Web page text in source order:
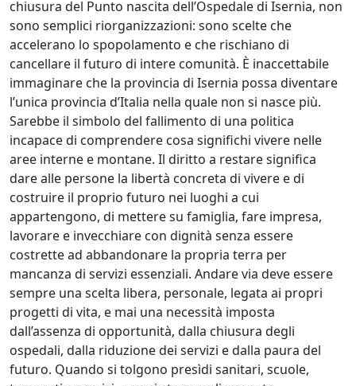
chiusura del Punto nascita dell’Ospedale di Isernia, non
sono semplici riorganizzazioni: sono scelte che
accelerano lo spopolamento e che rischiano di
cancellare il futuro di intere comunità. È inaccettabile
immaginare che la provincia di Isernia possa diventare
l’unica provincia d’Italia nella quale non si nasce più.
Sarebbe il simbolo del fallimento di una politica
incapace di comprendere cosa significhi vivere nelle
aree interne e montane. Il diritto a restare significa
dare alle persone la libertà concreta di vivere e di
costruire il proprio futuro nei luoghi a cui
appartengono, di mettere su famiglia, fare impresa,
lavorare e invecchiare con dignità senza essere
costrette ad abbandonare la propria terra per
mancanza di servizi essenziali. Andare via deve essere
sempre una scelta libera, personale, legata ai propri
progetti di vita, e mai una necessità imposta
dall’assenza di opportunità, dalla chiusura degli
ospedali, dalla riduzione dei servizi e dalla paura del
futuro. Quando si tolgono presìdi sanitari, scuole,